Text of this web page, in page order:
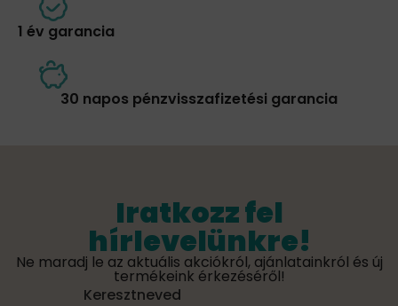
1 év garancia
30 napos pénzvisszafizetési garancia
Iratkozz fel
hírlevelünkre!
Ne maradj le az aktuális akciókról, ajánlatainkról és új
termékeink érkezéséről!
Keresztneved